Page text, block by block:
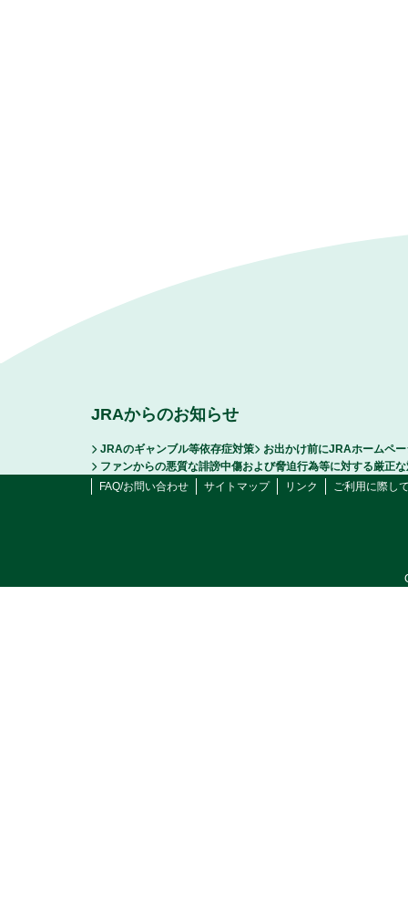
JRAからのお知らせ
JRAのギャンブル等依存症対策
お出かけ前にJRAホームペ
ファンからの悪質な誹謗中傷および脅迫行為等に対する厳正
FAQ/お問い合わせ
サイトマップ リンク ご利用に際し